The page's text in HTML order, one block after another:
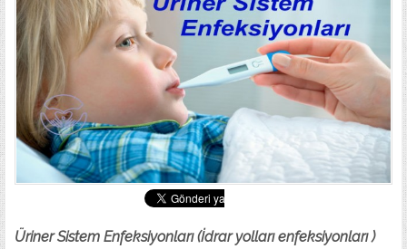
Üriner Sistem Enfeksiyonları (İdrar yolları enfeksiyonları )